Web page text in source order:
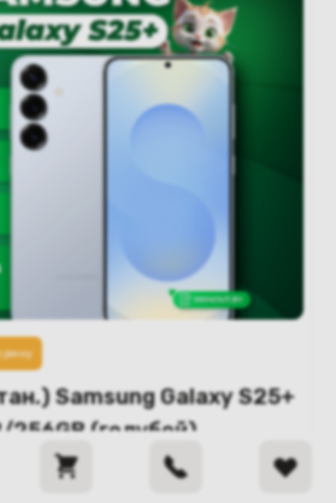
Samsung Galaxy S25+
256GB (голубой)